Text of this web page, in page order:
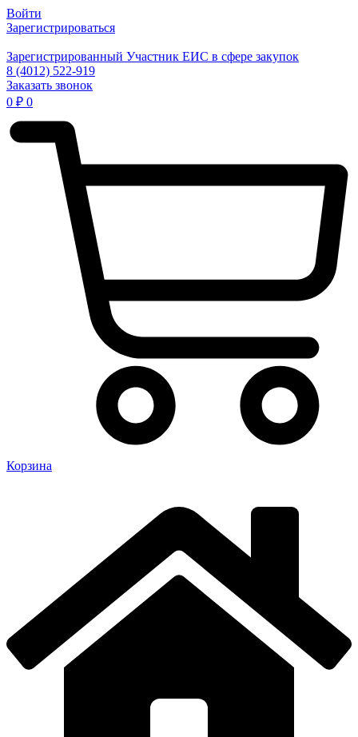
Войти
Зарегистрироваться
Зарегистрированный Участник ЕИС в сфере закупок
8 (4012) 522-919
Заказать звонок
0 ₽ 0
Корзина